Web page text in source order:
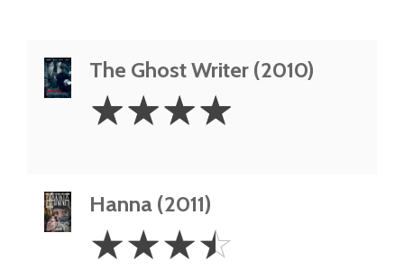
The Ghost Writer (2010)
Stars
☆☆☆☆
Hanna (2011)
3.5
Stars
☆☆☆☆